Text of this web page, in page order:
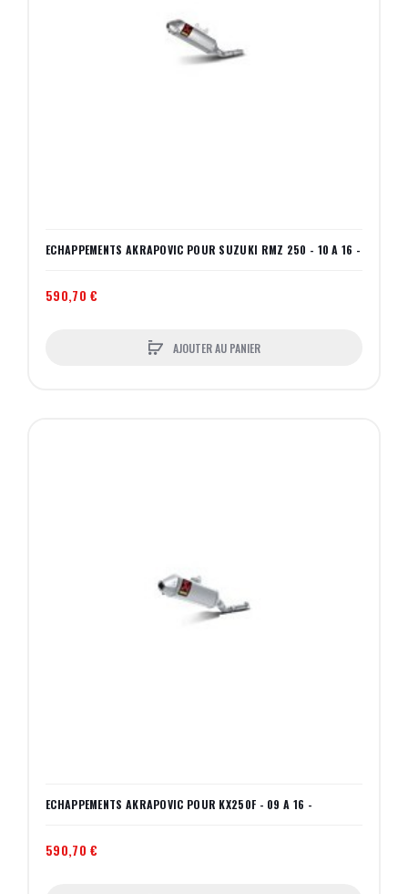
ECHAPPEMENTS AKRAPOVIC POUR SUZUKI RMZ 250 - 10 A 16 -
590,70 €
AJOUTER AU PANIER
ECHAPPEMENTS AKRAPOVIC POUR KX250F - 09 A 16 -
590,70 €